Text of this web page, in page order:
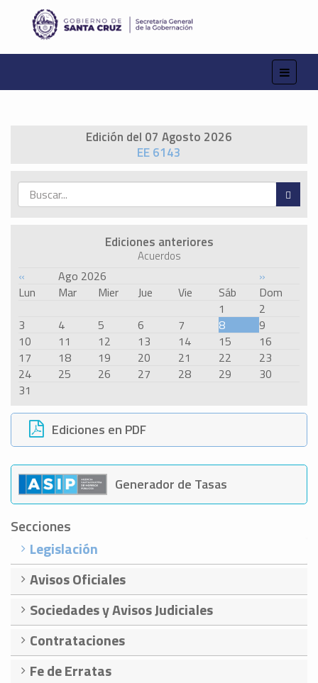
Edición del 07 Agosto 2026
EE 6143
Ediciones anteriores
Acuerdos
« Ago 2026
»
Lun
Mar Mier Jue Vie Sáb
Dom
1
2
3
4 5 6 7 8
9
10
11 12 13 14 15
16
17
18 19 20 21 22
23
24
25 26 27 28 29
30
31
Ediciones en PDF
Generador de Tasas
Secciones
Legislación
Avisos Oficiales
Sociedades y Avisos Judiciales
Contrataciones
Fe de Erratas